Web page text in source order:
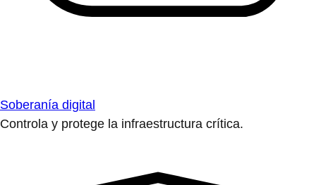
Soberanía digital
Controla y protege la infraestructura crítica.